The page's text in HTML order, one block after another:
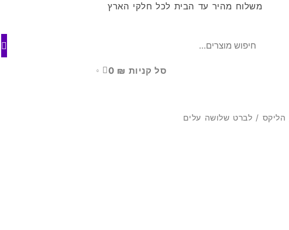
משלוח מהיר עד הבית לכל חלקי הארץ
סל קניות ₪
0
הליקס / לברט שלושה עלים